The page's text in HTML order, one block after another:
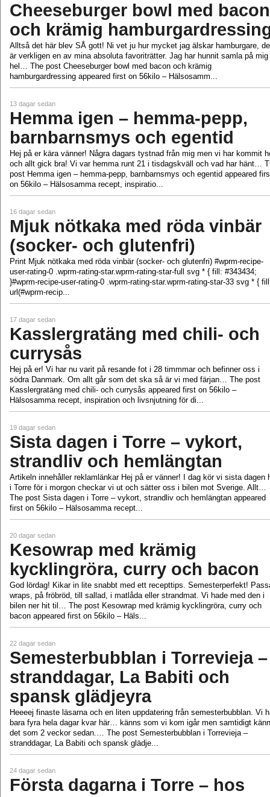
Cheeseburger bowl med bacon
och krämig
Alltså det här blev SÅ gott! Ni vet ju hur mycket jag älskar hamburgare,
är verkligen en av mina absoluta favoriträtter. Jag har hunnit samla på mig
hel… The post Cheeseburger bowl med bacon och krämig
hamburgardressing appeared first on 56kilo – Hälsosamm...
13 dagar sedan
Hemma igen – hemma-pepp,
barnbarnsmys och egentid
Hej på er kära vänner! Några dagars tystnad från mig men vi har kommit
och allt gick bra! Vi var hemma runt 21 i tisdagskväll och vad har hänt…
post Hemma igen – hemma-pepp, barnbarnsmys och egentid appeared
on 56kilo – Hälsosamma recept, inspiratio...
16 dagar sedan
Mjuk nötkaka med röda vinbär
(socker- och glutenfri)
Print Mjuk nötkaka med röda vinbär (socker- och glutenfri) #wprm-recipe-
user-rating-0 .wprm-rating-star.wprm-rating-star-full svg * { fill: #343434;
}#wprm-recipe-user-rating-0 .wprm-rating-star.wprm-rating-star-33 svg * {
url(#wprm-recip...
17 dagar sedan
Kasslergratäng med chili- och
currysås
Hej på er! Vi har nu varit på resande fot i 28 timmmar och befinner oss i
södra Danmark. Om allt går som det ska så är vi med färjan… The post
Kasslergratäng med chili- och currysås appeared first on 56kilo –
Hälsosamma recept, inspiration och livsnjutning för di...
19 dagar sedan
Sista dagen i Torre – vykort,
strandliv och hemlängtan
Artikeln innehåller reklamlänkar Hej på er vänner! I dag kör vi sista dagen
i Torre för i morgon checkar vi ut och sätter oss i bilen mot Sverige. Allt…
The post Sista dagen i Torre – vykort, strandliv och hemlängtan appeared
first on 56kilo – Hälsosamma recept...
20 dagar sedan
Kesowrap med krämig
kycklingröra, curry och bacon
God lördag! Kikar in lite snabbt med ett recepttips. Semesterperfekt!
wraps, på fröbröd, till sallad, i matlåda eller strandmat. Vi hade med den i
bilen ner hit til… The post Kesowrap med krämig kycklingröra, curry och
bacon appeared first on 56kilo – Häls...
22 dagar sedan
Semesterbubblan i Torrevieja –
stranddagar, La Babiti och
spansk glädjeyra
Heeeej finaste läsarna och en liten uppdatering från semesterbubblan. Vi
bara fyra hela dagar kvar här… känns som vi kom igår men samtidigt
det som 2 veckor sedan.… The post Semesterbubblan i Torrevieja –
stranddagar, La Babiti och spansk glädje...
24 dagar sedan
Första dagarna i Torre – hos